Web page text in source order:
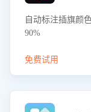
自动标注插旗颜
90%
免费试用